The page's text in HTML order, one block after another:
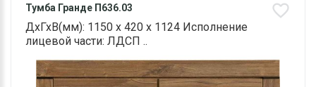
Тумба Гранде П636.03
ДхГхВ(мм): 1150 х 420 х 1124 Исполнение
лицевой части: ЛДСП ..